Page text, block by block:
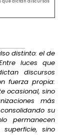
que dictan discursos
distinto: el de
luces que
discursos
fuerza propia:
ocasional, sino
más
su
permanecen
sino